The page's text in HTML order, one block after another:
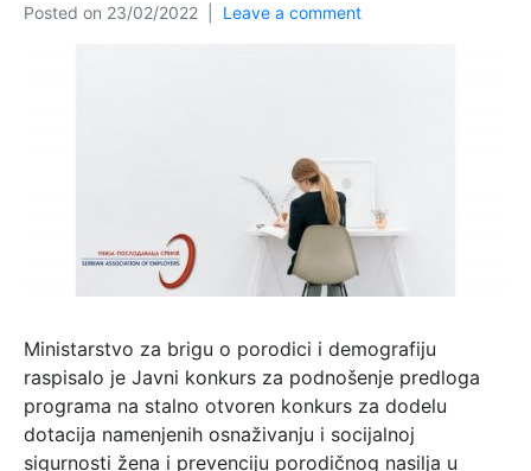
Posted on 23/02/2022 Leave a comment
Ministarstvo za brigu o porodici i demografiju
raspisalo je Javni konkurs za podnošenje predloga
programa na stalno otvoren konkurs za dodelu
dotacija namenjenih osnaživanju i socijalnoj
sigurnosti žena i prevenciju porodičnog nasilja u